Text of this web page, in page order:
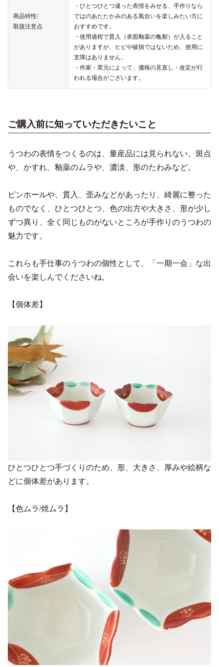
商品特性/
取扱注意点
・ひとつひとつ違った表情をみせる、手作りなら
ではのあたたかみのある風合いを楽しみたい方に
おすすめです。
・使用過程で貫入（表面釉薬の亀裂）が入ること
がありますが、ヒビや破損ではないため、使用に
支障はありません。
・作家・窯元によって、価格の見直し・改定が行
われる場合がございます。
ご購入前に知っていただきたいこと
うつわの表情をつくるのは、量産品には見られない、斑点
や、かすれ、釉薬のムラや、濃淡、形のたわみなど。
ピンホールや、貫入、歪みなどがあったり、綺麗に整った
ものでなく、ひとつひとつ、色の出方や大きさ、形が少し
ずつ異り、全く同じものがないところが手作りのうつわの
魅力です。
これらも手仕事のうつわの個性として、「一期一会」な出
会いを楽しんでくださいね。
【個体差】
ひとつひとつ手づくりのため、形、大きさ、厚みや絵柄な
どに個体差があります。
【色ムラ/焼ムラ】